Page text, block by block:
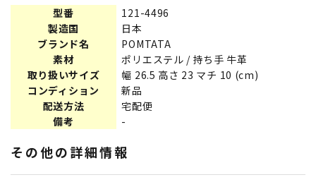
型番
121-4496
製造国
日本
ブランド名
POMTATA
素材
ポリエステル / 持ち手 牛革
取り扱いサイズ
幅 26.5 高さ 23 マチ 10 (cm)
コンディション
新品
配送方法
宅配便
備考
-
その他の詳細情報